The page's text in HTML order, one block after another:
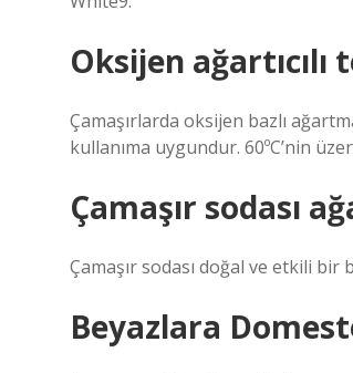
Oksijen
Çamaşırlarda oksijen bazlı
kullanıma uygundur. 60ºC’nin
Çamaşır sodası
Çamaşır sodası doğal ve etkili bir
Beyazlara